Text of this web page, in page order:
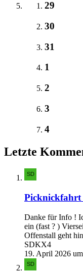
29
30
31
1
2
3
4
Letzte
Picknickfahrt
Danke für Info !
ein (fast ? )
Offenstall geht
SDKX4
19. April 2026